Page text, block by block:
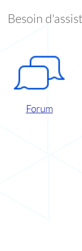
Besoin
Forum